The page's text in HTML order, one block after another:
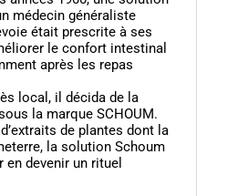
médecin généraliste
était prescrite à ses
le confort intestinal
après les repas
local, il décida de la
la marque SCHOUM.
de plantes dont la
la solution Schoum
en devenir un rituel